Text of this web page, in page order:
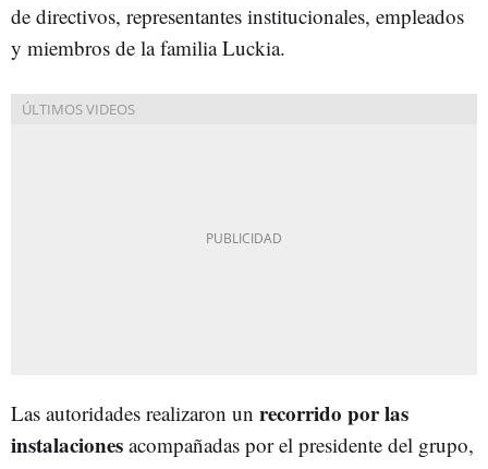
de directivos, representantes institucionales, empleados
y miembros de la familia Luckia.
Las autoridades realizaron un recorrido por las
instalaciones acompañadas por el presidente del grupo,